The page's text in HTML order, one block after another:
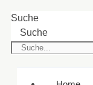
Suche
Suche